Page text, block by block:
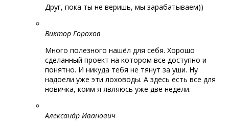
Друг, пока ты не веришь, мы зарабатываем))
Виктор Горохов
Много полезного нашёл для себя. Хорошо
сделанный проект на котором все доступно и
понятно. И никуда тебя не тянут за уши. Ну
надоели уже эти лоховоды. А здесь есть все для
новичка, коим я являюсь уже две недели.
Александр Иванович